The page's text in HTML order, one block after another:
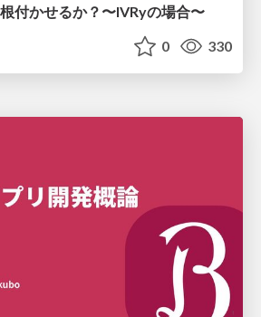
付かせるか？〜IVRyの場合〜
0 330